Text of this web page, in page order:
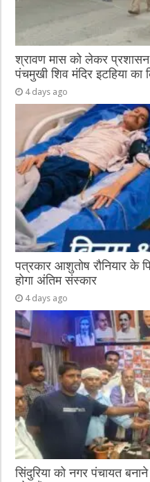
श्रावण मास को लेकर
पंचमुखी शिव मंदिर इटहिया का
4 days ago
पत्रकार आशुतोष रौनियार के
होगा अंतिम संस्कार
4 days ago
सिंदुरिया को नगर पंचायत